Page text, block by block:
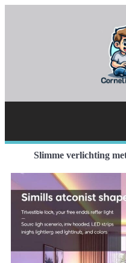
Slimme verlichting